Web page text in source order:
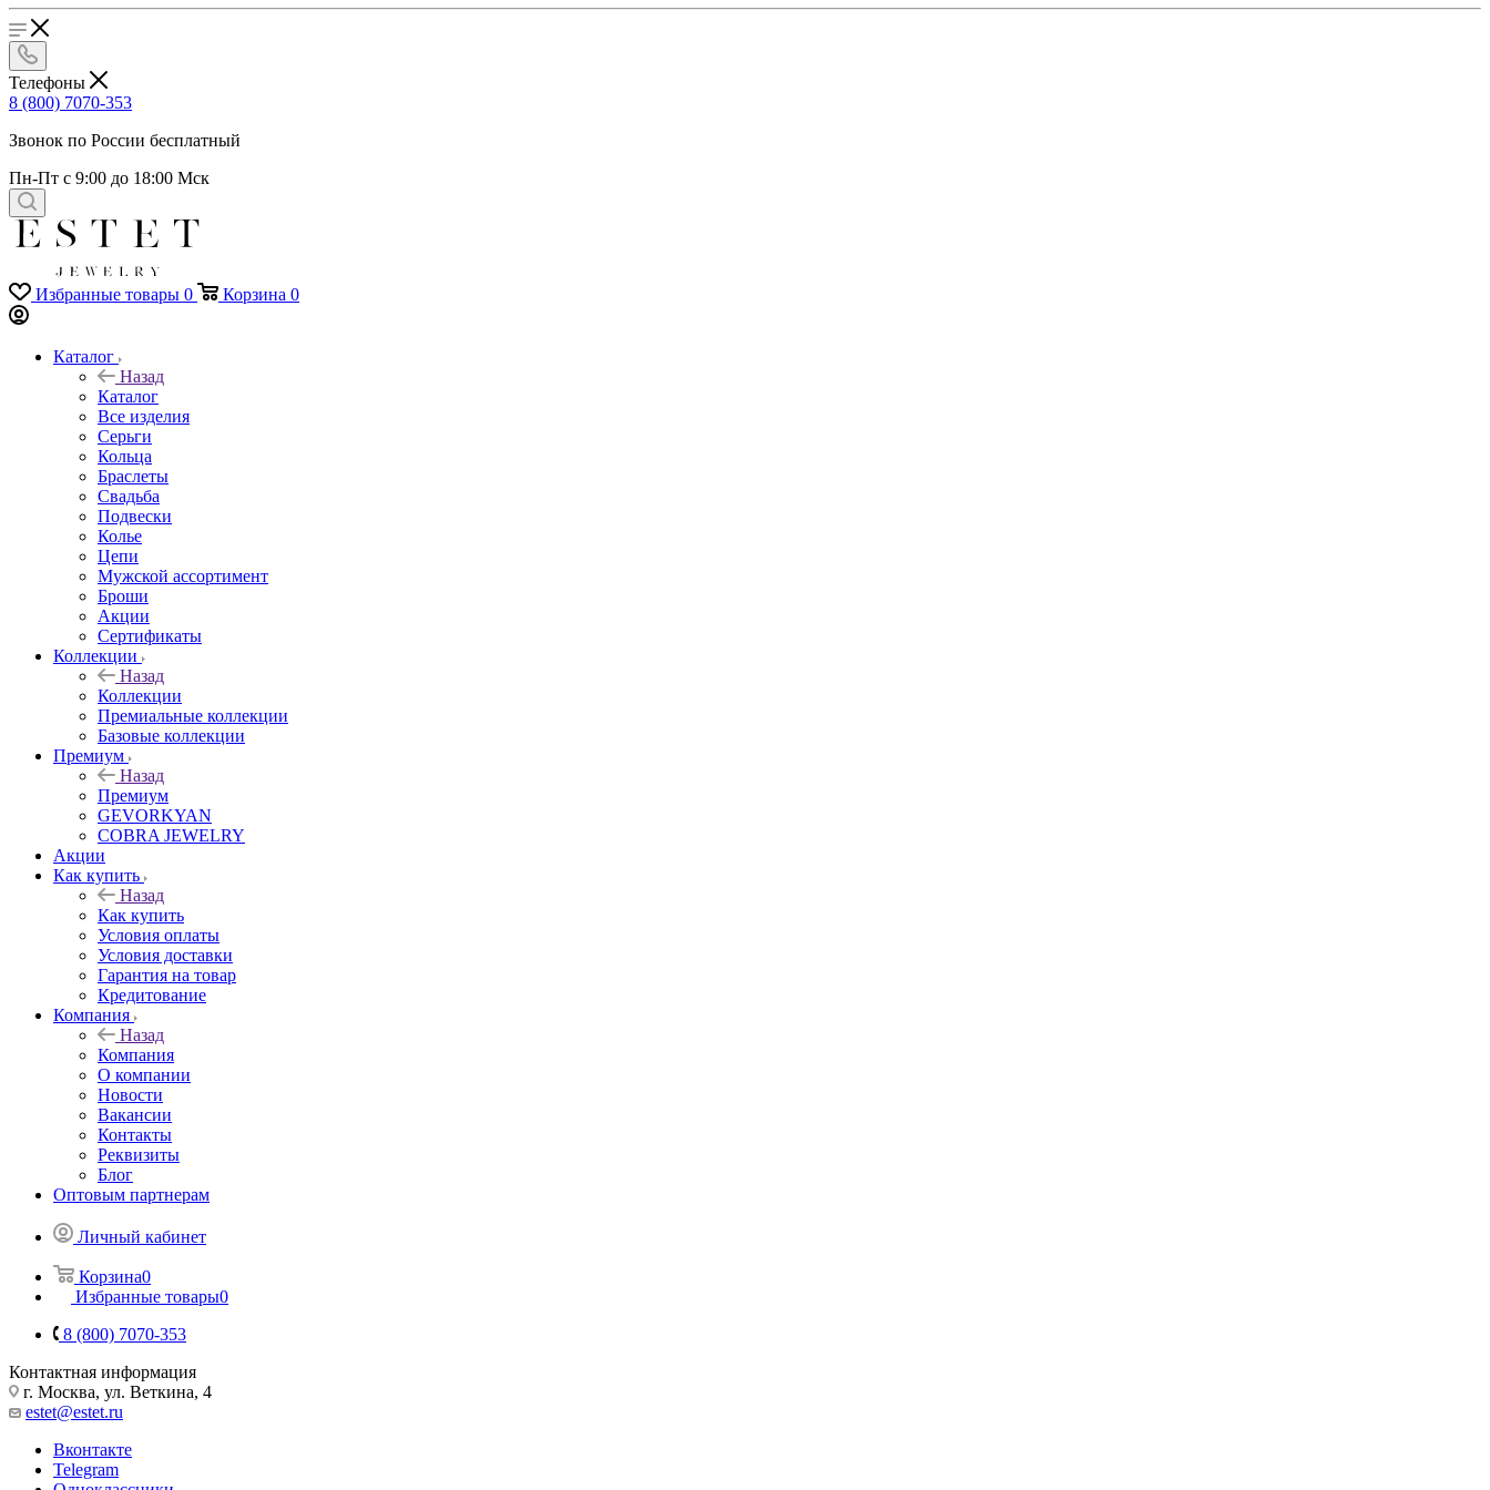
Телефоны
8 (800) 7070-353
Звонок по России бесплатный
Пн-Пт с 9:00 до 18:00 Мск
Избранные товары 0 Корзина 0
Каталог
Назад
Каталог
Все изделия
Серьги
Кольца
Браслеты
Свадьба
Подвески
Колье
Цепи
Мужской ассортимент
Броши
Акции
Сертификаты
Коллекции
Назад
Коллекции
Премиальные коллекции
Базовые коллекции
Премиум
Назад
Премиум
GEVORKYAN
COBRA JEWELRY
Акции
Как купить
Назад
Как купить
Условия оплаты
Условия доставки
Гарантия на товар
Кредитование
Компания
Назад
Компания
О компании
Новости
Вакансии
Контакты
Реквизиты
Блог
Оптовым партнерам
Личный кабинет
Корзина0
Избранные товары0
8 (800) 7070-353
Контактная информация
г. Москва, ул. Веткина, 4
estet@estet.ru
Вконтакте
Telegram